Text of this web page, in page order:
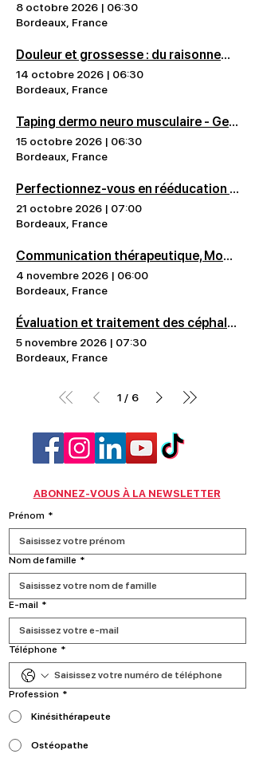
8 octobre 2026 | 06:30
Bordeaux, France
Douleur et grossesse : du raisonnement clinique au traitement - Erwann Fabre - Bordeaux
14 octobre 2026 | 06:30
Bordeaux, France
Taping dermo neuro musculaire - Geoffrey Delas - Bordeaux
15 octobre 2026 | 06:30
Bordeaux, France
Perfectionnez-vous en rééducation de la main - Tessadit Aissaoui - Bordeaux
21 octobre 2026 | 07:00
Bordeaux, France
Communication thérapeutique, Modulation de la douleur et Intégration de la suggestion - Théo Chaumeil - Bordeaux
4 novembre 2026 | 06:00
Bordeaux, France
Évaluation et traitement des céphalées de l'adulte Niveau 1 - Anthony Demont - Bordeaux
5 novembre 2026 | 07:30
Bordeaux, France
1 / 6
ABONNEZ-VOUS À LA NEWSLETTER
Prénom *
Nom de famille *
E‑mail *
Téléphone *
Profession *
Kinésithérapeute
Ostéopathe